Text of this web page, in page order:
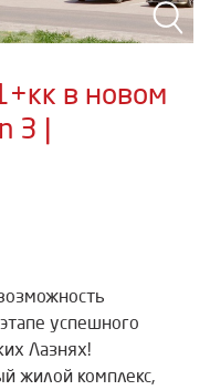
в новом
3 |
успешного
Лазнях!
жилой комплекс,